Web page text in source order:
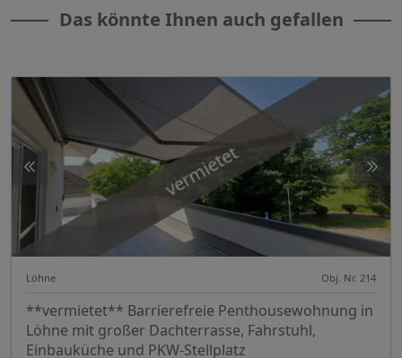
Das könnte Ihnen auch gefallen
vermietet
Löhne Obj. Nr. 214
**vermietet** Barrierefreie Penthousewohnung in
Löhne mit großer Dachterrasse, Fahrstuhl,
Einbauküche und PKW-Stellplatz